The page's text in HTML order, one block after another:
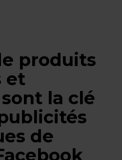
produits
et
la clé
de